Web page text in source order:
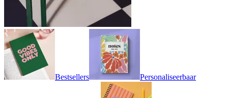
Bestsellers Personaliseerbaar